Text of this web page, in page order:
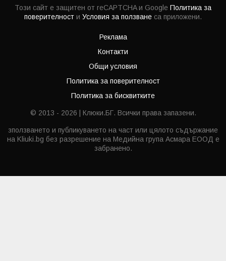
Този сайт е защитен от reCAPTCHA и Google Политика за
поверителност и Условия за ползване са приложени.
Реклама
Контакти
Общи условия
Политика за поверителност
Политика за бисквитките
© 2013 - 2026 | Клюки.БГ. Всички права запазени.
зползването и публикуването на част или цялото съдържание
на Kliuki.bg без разрешение на Медийна група Асмара ЕООД е
забранено.